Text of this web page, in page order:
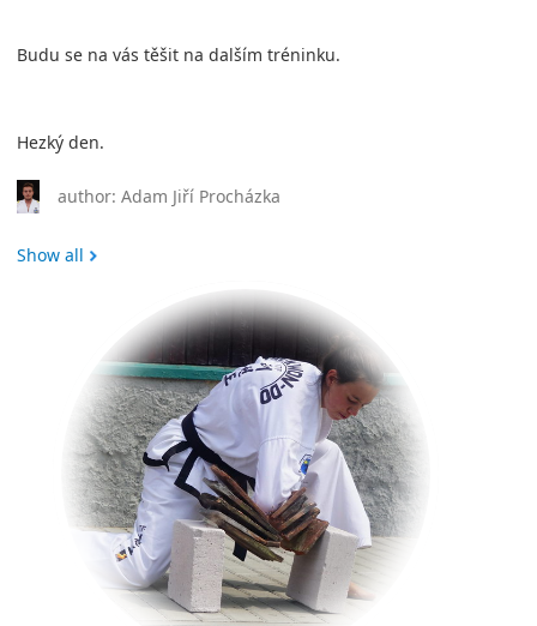
Budu se na vás těšit na dalším tréninku.
Hezký den.
author: Adam Jiří Procházka
Show all